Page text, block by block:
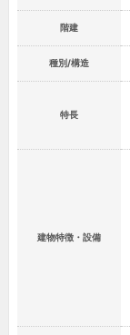
階建
種別/構造
特長
建物特徴・設備